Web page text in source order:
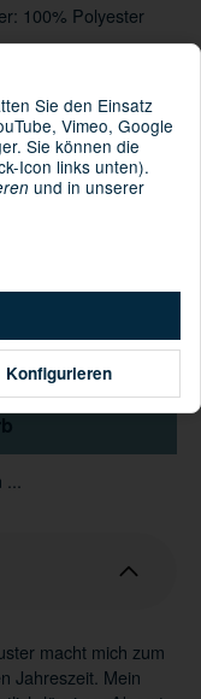
100% Polyester
Stk
macht mich zum
Jahreszeit. Mein
Konfigurieren
Sie den Einsatz
Vimeo, Google
Sie können die
Icon links unten).
und in unserer